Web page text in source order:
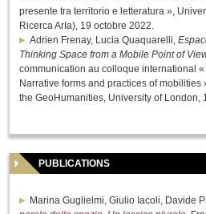
presente tra territorio e letteratura »,
Ricerca ArIa), 19 octobre 2022.
Adrien Frenay, Lucia Quaquarelli,
Thinking Space from a Mobile Point of
communication au colloque international
Narrative forms and practices of
the GeoHumanities, University of London,
PUBLICATIONS
Marina Guglielmi, Giulio Iacoli, Davide